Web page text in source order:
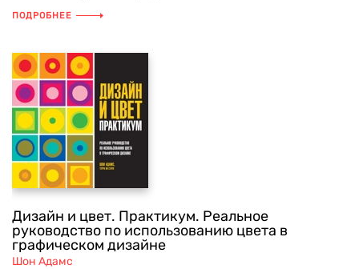
ПОДРОБНЕЕ
Дизайн и цвет. Практикум. Реальное
руководство по использованию цвета в
графическом дизайне
Шон Адамс